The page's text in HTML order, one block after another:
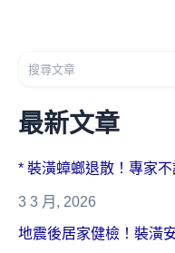
最新文章
* 裝潢蟑螂退散！專家
3 3 月, 2026
地震後居家健檢！裝潢